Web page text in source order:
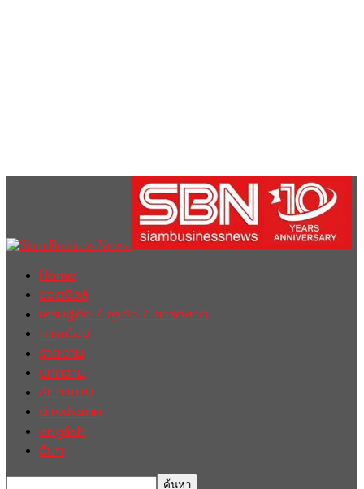
Home
ฮอตนิวส์
เศรษฐกิจ / ธุรกิจ / การตลาด
การเมือง
รายงาน
บทความ
สัมภาษณ์
ต่างประเทศ
english
อื่นๆ